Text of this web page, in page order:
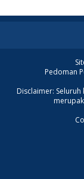
Pedoman
Disclaimer: